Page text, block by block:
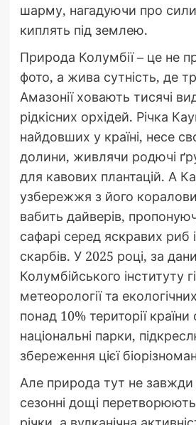
шарму, нагадуючи про
киплять під землею.
Природа Колумбії – це не
фото, а жива сутність, де
Амазонії ховають тисячі
рідкісних орхідей. Річка
найдовших у країні, несе
долини, живлячи родючі
для кавових плантацій. А
узбережжя з його
вабить дайверів,
сафарі серед яскравих риб
скарбів. У 2025 році, за
Колумбійського інституту
метеорології та
понад 10% території
національні парки,
збереження цієї
Але природа тут не завжди
сезонні дощі